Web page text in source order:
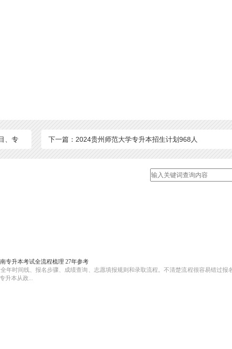
、专 下一篇：2024贵州师范大学专升本招生计划968人
专升本考试全流程梳理 27年参考
年时间线、报名步骤、成绩查询、志愿填报规则和录取流程。不清楚流程很容易错过报
升本从政...